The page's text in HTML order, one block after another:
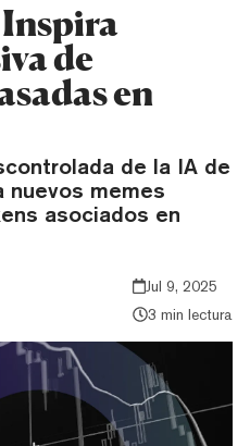
de
en
de la IA de
nuevos memes
asociados en
Jul 9, 2025
3 min lectura